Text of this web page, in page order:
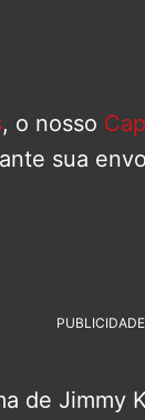
, o nosso
sua
PUBLICIDADE
de Jimmy